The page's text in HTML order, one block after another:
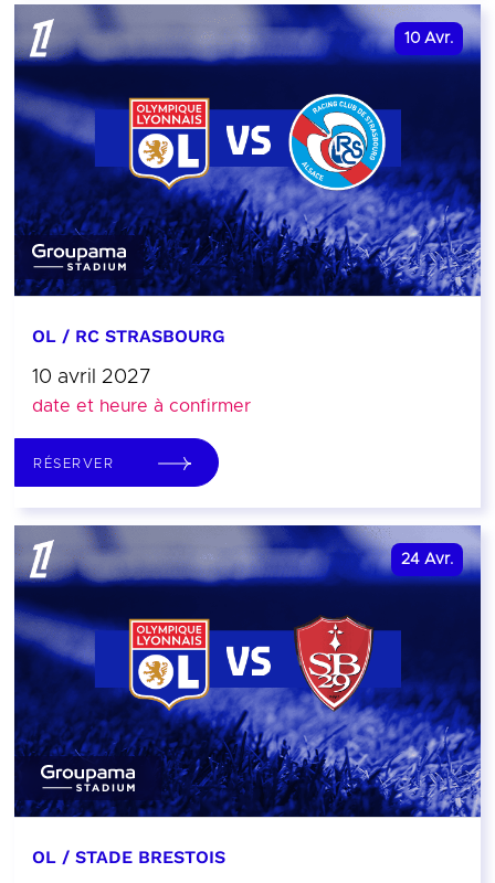
10 Avr.
OL / RC STRASBOURG
10 avril 2027
date et heure à confirmer
RÉSERVER
24 Avr.
OL / STADE BRESTOIS